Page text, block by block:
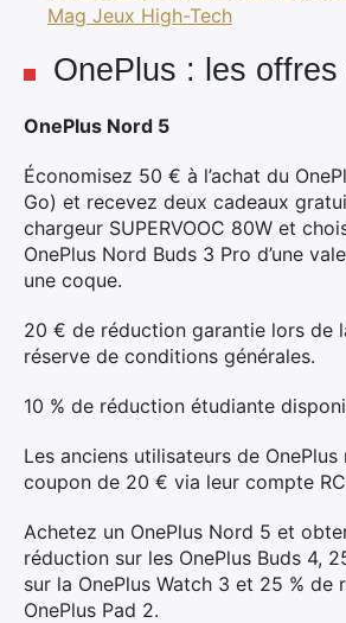
Mag Jeux High-Tech
OnePlus : les
OnePlus Nord 5
Économisez 50 € à l’achat du
Go) et recevez deux cadeaux
chargeur SUPERVOOC 80W et
OnePlus Nord Buds 3 Pro d’une
une coque.
20 € de réduction garantie lors de
réserve de conditions générales.
10 % de réduction étudiante
Les anciens utilisateurs de
coupon de 20 € via leur compte
Achetez un OnePlus Nord 5 et
réduction sur les OnePlus Buds 4,
sur la OnePlus Watch 3 et 25 % de
OnePlus Pad 2.
Rechercher